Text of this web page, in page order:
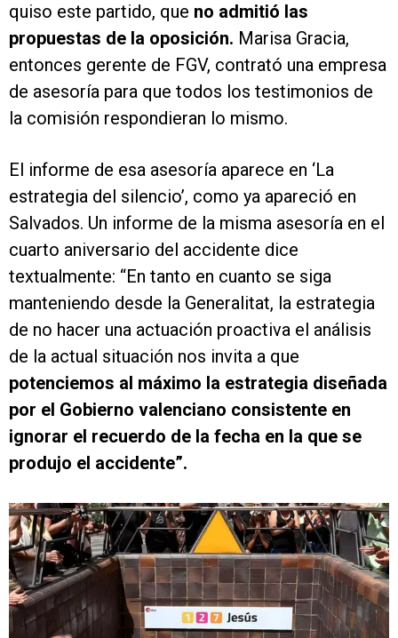
quiso este partido, que no admitió las
propuestas de la oposición. Marisa Gracia,
entonces gerente de FGV, contrató una empresa
de asesoría para que todos los testimonios de
la comisión respondieran lo mismo.
El informe de esa asesoría aparece en ‘La
estrategia del silencio’, como ya apareció en
Salvados. Un informe de la misma asesoría en el
cuarto aniversario del accidente dice
textualmente: “En tanto en cuanto se siga
manteniendo desde la Generalitat, la estrategia
de no hacer una actuación proactiva el análisis
de la actual situación nos invita a que
potenciemos al máximo la estrategia diseñada
por el Gobierno valenciano consistente en
ignorar el recuerdo de la fecha en la que se
produjo el accidente”.